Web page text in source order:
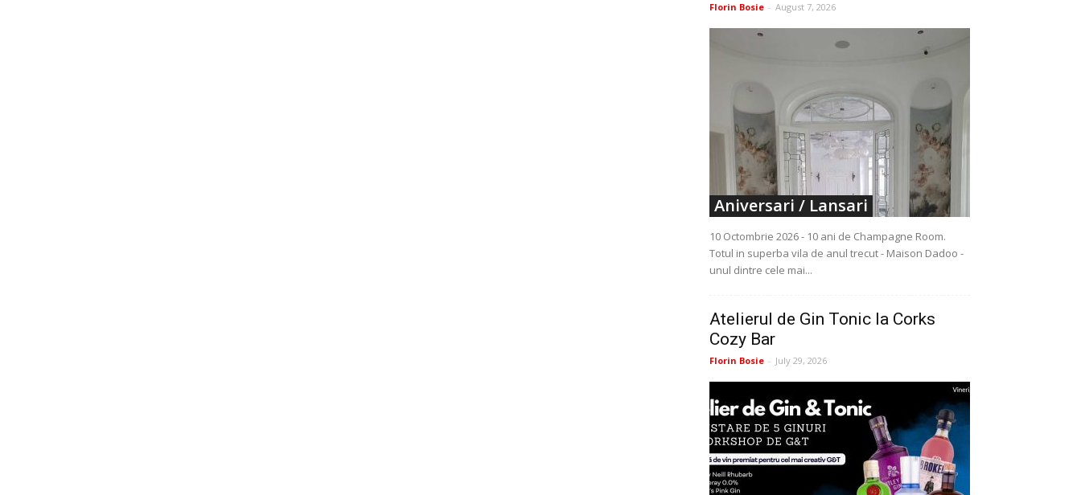
Florin Bosie - August 7, 2026
Aniversari / Lansari
10 Octombrie 2026 - 10 ani de Champagne Room.
Totul in superba vila de anul trecut - Maison Dadoo -
unul dintre cele mai...
Atelierul de Gin Tonic la Corks
Cozy Bar
Florin Bosie - July 29, 2026